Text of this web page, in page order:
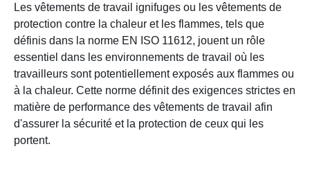
Les vêtements de travail ignifuges ou les vêtements de
protection contre la chaleur et les flammes, tels que
définis dans la norme EN ISO 11612, jouent un rôle
essentiel dans les environnements de travail où les
travailleurs sont potentiellement exposés aux flammes ou
à la chaleur. Cette norme définit des exigences strictes en
matière de performance des vêtements de travail afin
d'assurer la sécurité et la protection de ceux qui les
portent.